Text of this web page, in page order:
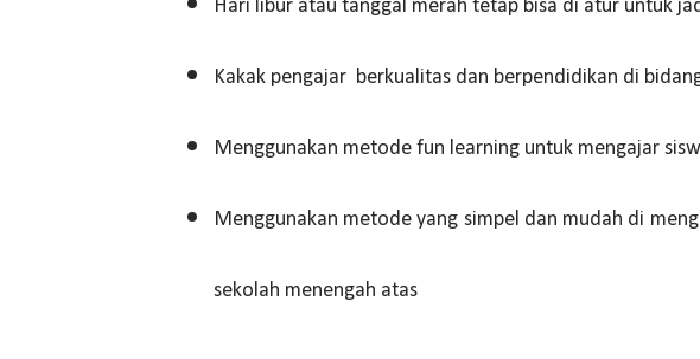
Hari libur atau tanggal merah tetap bisa di atur untuk
Kakak pengajar berkualitas dan berpendidikan di
Menggunakan metode fun learning untuk mengajar
Menggunakan metode yang simpel dan mudah di
sekolah menengah atas